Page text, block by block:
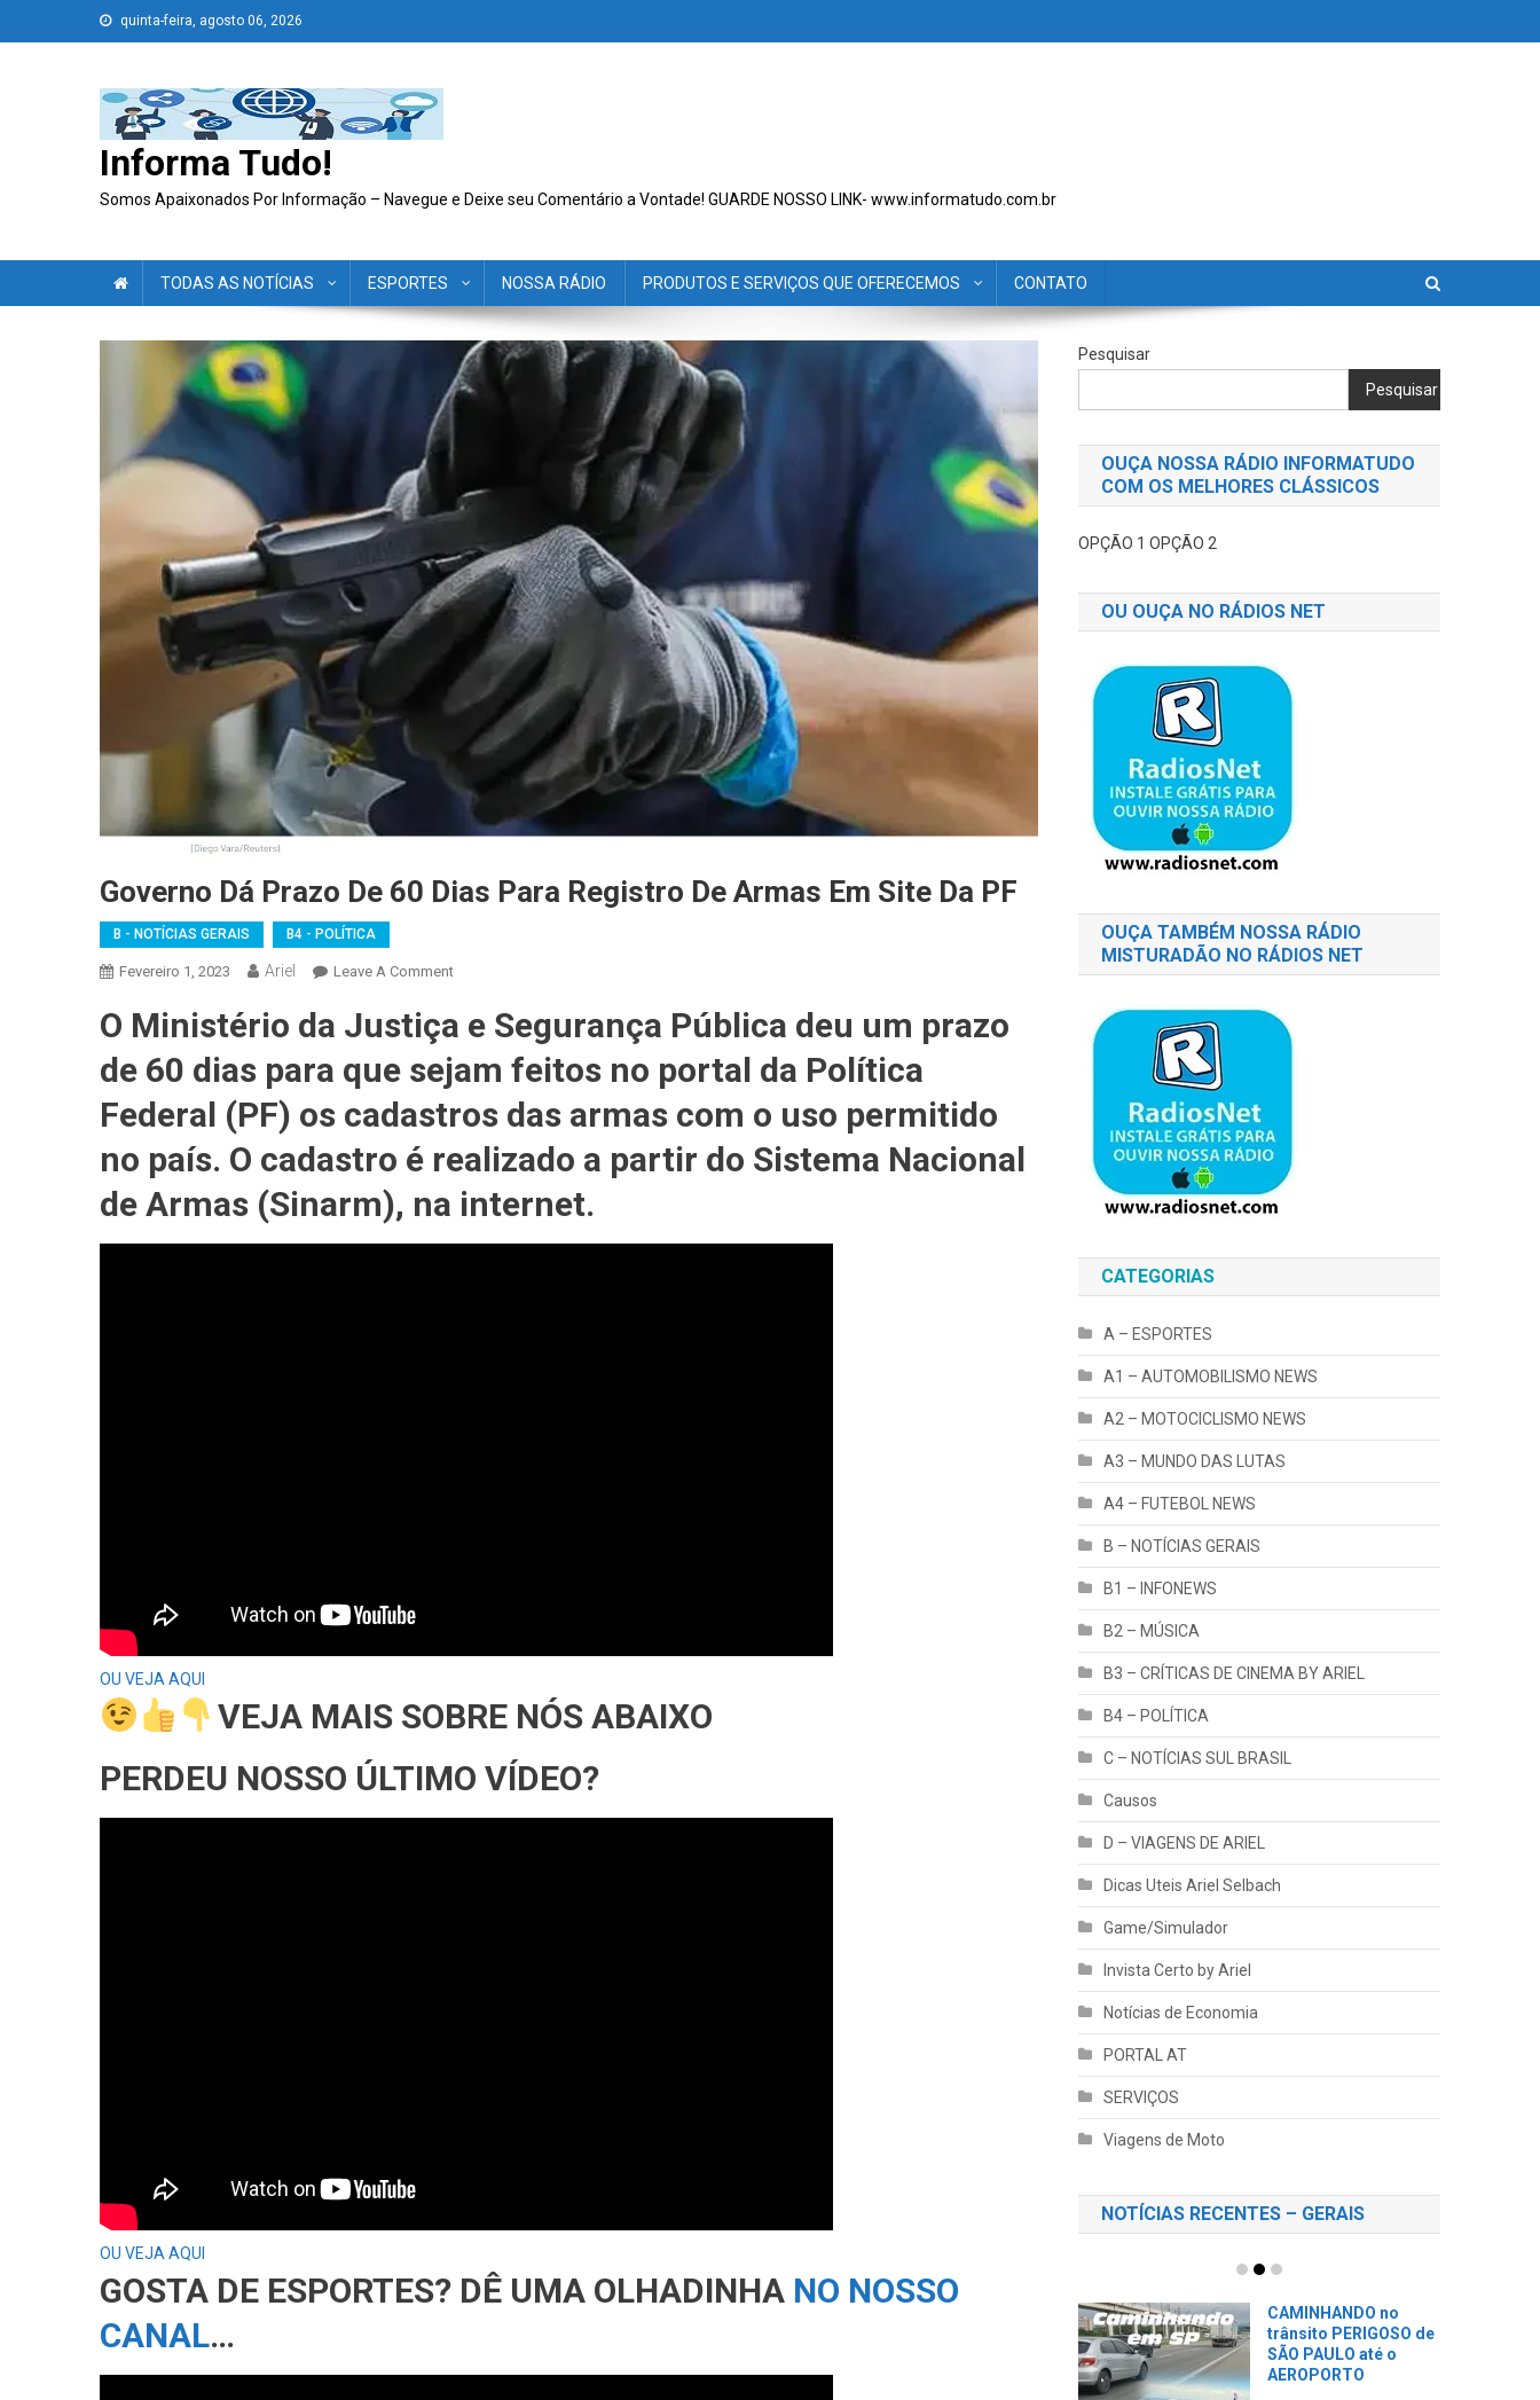
to
quinta-feira, agosto 06, 2026
Informa Tudo!
Somos Apaixonados Por Informação – Navegue e Deixe seu Comentário a Vontade! GUARDE NOSSO LINK- www.informatudo.com.br
TODAS AS NOTÍCIAS ESPORTES NOSSA RÁDIO PRODUTOS E SERVIÇOS QUE OFERECEMOS CONTATO
Governo Dá Prazo De 60 Dias Para Registro De Armas Em Site Da PF
B - NOTÍCIAS GERAIS B4 - POLÍTICA
Fevereiro 1, 2023 Ariel Leave A CommentOn
Dá
De
Dias
Para
O Ministério da Justiça e Segurança Pública deu um prazo
de 60 dias para que sejam feitos no portal da Política
Federal (PF) os cadastros das armas com o uso permitido
no país. O cadastro é realizado a partir do Sistema Nacional
de Armas (Sinarm), na internet.
OU VEJA AQUI
VEJA MAIS SOBRE NÓS ABAIXO
PERDEU NOSSO ÚLTIMO VÍDEO?
OU VEJA AQUI
GOSTA DE ESPORTES? DÊ UMA OLHADINHA NO NOSSO
CANAL…
Pesquisar
Pesquisar
OUÇA NOSSA RÁDIO INFORMATUDO
COM OS MELHORES CLÁSSICOS
OPÇÃO 1OPÇÃO 2
OU OUÇA NO RÁDIOS NET
OUÇA TAMBÉM NOSSA RÁDIO
MISTURADÃO NO RÁDIOS NET
CATEGORIAS
A – ESPORTES
A1 – AUTOMOBILISMO NEWS
A2 – MOTOCICLISMO NEWS
A3 – MUNDO DAS LUTAS
A4 – FUTEBOL NEWS
B – NOTÍCIAS GERAIS
B1 – INFONEWS
B2 – MÚSICA
B3 – CRÍTICAS DE CINEMA BY ARIEL
B4 – POLÍTICA
C – NOTÍCIAS SUL BRASIL
Causos
D – VIAGENS DE ARIEL
Dicas Uteis Ariel Selbach
Game/Simulador
Invista Certo by Ariel
Notícias de Economia
PORTAL AT
SERVIÇOS
Viagens de Moto
NOTÍCIAS RECENTES – GERAIS
CAMINHANDO no
trânsito PERIGOSO de
SÃO PAULO até o
AEROPORTO